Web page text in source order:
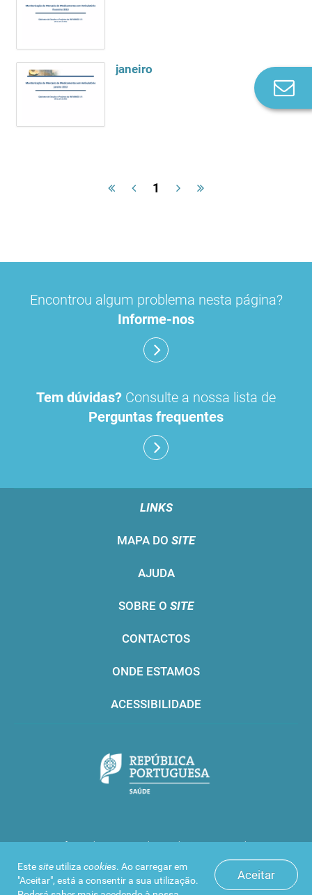
janeiro
1
Aceitar
Estesite utiliza cookies. Ao carregar em
"Aceitar", está a consentir a sua utilização.
Encontrou algum problema nesta página?
Informe-nos
Tem dúvidas? Consulte a nossa lista de
Perguntas frequentes
LINKS
MAPA DO SITE
AJUDA
SOBRE O SITE
CONTACTOS
ONDE ESTAMOS
ACESSIBILIDADE
Infarmed © 2016. Todos os direitos reservados